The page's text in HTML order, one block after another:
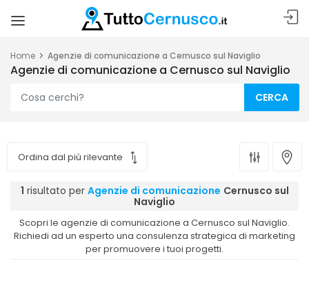
Home Agenzie di comunicazione a Cernusco sul Naviglio
Agenzie di comunicazione a Cernusco sul Naviglio
CERCA
1 risultato per Agenzie di comunicazione Cernusco sul
Naviglio
Scopri le agenzie di comunicazione a Cernusco sul Naviglio.
Richiedi ad un esperto una consulenza strategica di marketing
per promuovere i tuoi progetti.